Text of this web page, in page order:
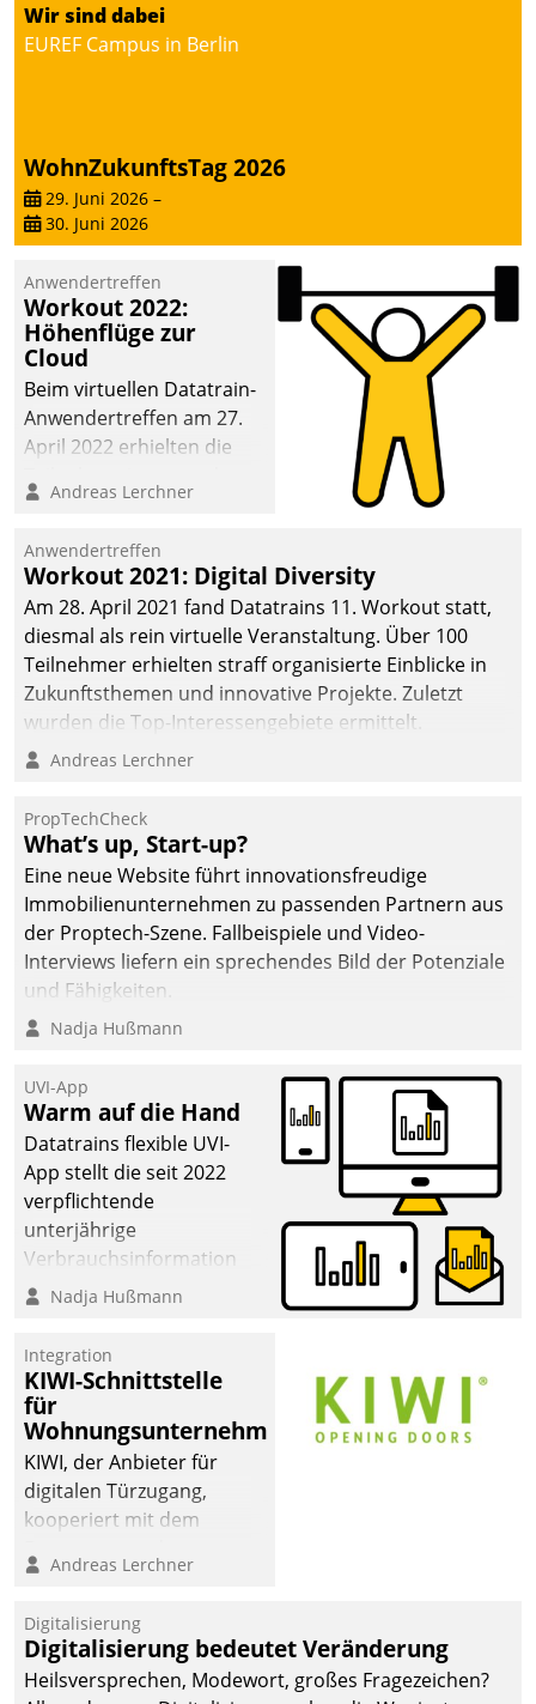
Wir sind dabei
EUREF Campus in Berlin
WohnZukunftsTag 2026
29. Juni 2026 –
30. Juni 2026
Anwendertreffen
Workout 2022:
Höhenflüge zur
Cloud
Beim virtuellen Datatrain-
Anwendertreffen am 27.
April 2022 erhielten die
Teilnehmer kurzweilige
Cloud-Strategien und -
Lösungen mit hohem
Zukunftspotenzial.
Andreas Lerchner
Anwendertreffen
Workout 2021: Digital Diversity
Am 28. April 2021 fand Datatrains 11. Workout statt,
diesmal als rein virtuelle Veranstaltung. Über 100
Teilnehmer erhielten straff organisierte Einblicke in
Zukunftsthemen und innovative Projekte. Zuletzt
wurden die Top-Interessengebiete ermittelt.
Andreas Lerchner
PropTechCheck
What’s up, Start-up?
Eine neue Website führt innovationsfreudige
Immobilienunternehmen zu passenden Partnern aus
der Proptech-Szene. Fallbeispiele und Video-
Interviews liefern ein sprechendes Bild der Potenziale
und Fähigkeiten.
Nadja Hußmann
UVI-App
Warm auf die Hand
Datatrains flexible UVI-
App stellt die seit 2022
verpflichtende
unterjährige
Verbrauchsinformation
schnell, zuverlässig und
Die monatlichen
Mitteilungen zum
Heizungs- und
Wasserverbrauch gehen
automatisiert, vollständig
und auf Wunsch über
mehrere zuvor
Kommunikationswege bei
Nadja Hußmann
Integration
KIWI-Schnittstelle
für
Wohnungsunternehmen
KIWI, der Anbieter für
digitalen Türzugang,
kooperiert mit dem
Softwareentwicklungshaus
Andreas Lerchner
Digitalisierung
Digitalisierung bedeutet Veränderung
Heilsversprechen, Modewort, großes Fragezeichen?